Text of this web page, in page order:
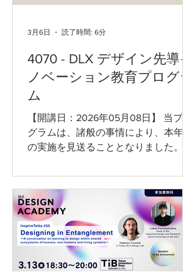
4070 - DLX デザイン先導イ
ノベーション教育プログラ
ム
【開講日：2026年05月08日】 当プロ
グラムは、諸般の事情により、本年度
の実施を見送ることとなりました。 プ
課題に、デザインでどう関わっていく
のか。 気候変動、生物多様性の損失、
資源制約、都市・生活インフラの歪み
など、環境課題は複雑化し、単一の技
術・解決法・制度だけでは解けない局
面に入っています。 これまでの社会・
プロダクト・サービスは「人間の利便
3月6日 読了時間: 6分